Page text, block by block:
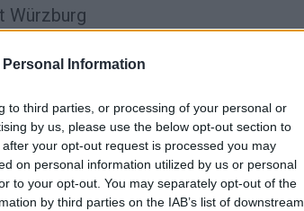
Information
to third parties, or processing of your personal or
by us, please use the below opt-out section to
your opt-out request is processed you may
on personal information utilized by us or personal
to your opt-out. You may separately opt-out of the
by third parties on the IAB’s list of downstream
Würzburg